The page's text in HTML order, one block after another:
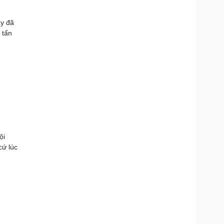
đã
tấn
lúc